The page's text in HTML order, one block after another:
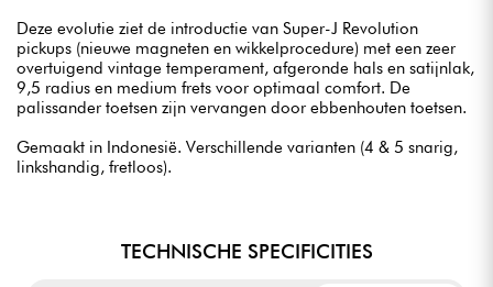
Deze evolutie ziet de introductie van Super-J Revolution
pickups (nieuwe magneten en wikkelprocedure) met een zeer
overtuigend vintage temperament, afgeronde hals en satijnlak,
9,5 radius en medium frets voor optimaal comfort. De
palissander toetsen zijn vervangen door ebbenhouten toetsen.
Gemaakt in Indonesië. Verschillende varianten (4 & 5 snarig,
linkshandig, fretloos).
TECHNISCHE SPECIFICITIES